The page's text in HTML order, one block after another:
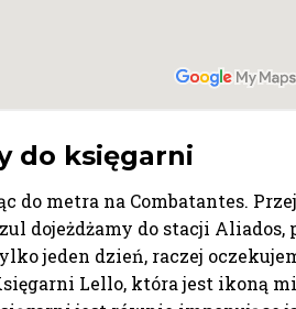
do księgarni
do metra na Combatantes.
dojeżdżamy do stacji Aliados,
jeden dzień, raczej
Lello, która jest ikoną